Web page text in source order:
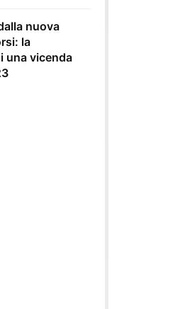
nuova
la
una vicenda